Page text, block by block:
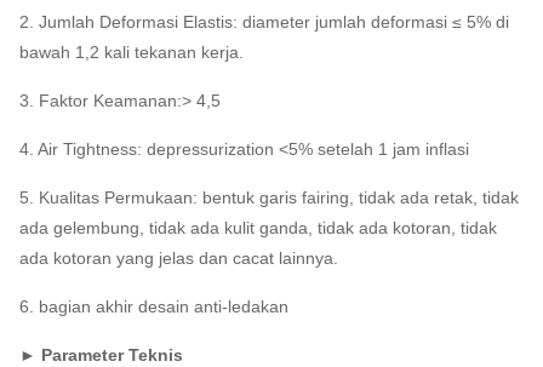
2. Jumlah Deformasi Elastis: diameter jumlah deformasi ≤ 5% di
bawah 1,2 kali tekanan kerja.
3. Faktor Keamanan:> 4,5
4. Air Tightness: depressurization <5% setelah 1 jam inflasi
5. Kualitas Permukaan: bentuk garis fairing, tidak ada retak, tidak
ada gelembung, tidak ada kulit ganda, tidak ada kotoran, tidak
ada kotoran yang jelas dan cacat lainnya.
6. bagian akhir desain anti-ledakan
► Parameter Teknis